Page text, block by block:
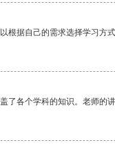
根据自己的需求选择学习方
了各个学科的知识。老师的